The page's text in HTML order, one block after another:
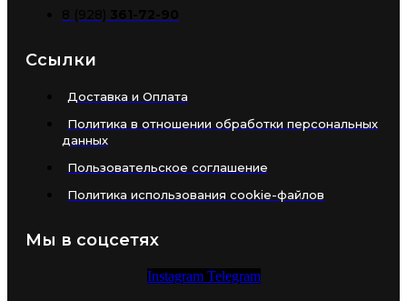
Ссылки
Доставка и Оплата
Политика в отношении обработки персональных
данных
Пользовательское соглашение
Политика использования cookie-файлов
Мы в соцсетях
Instagram Telegram